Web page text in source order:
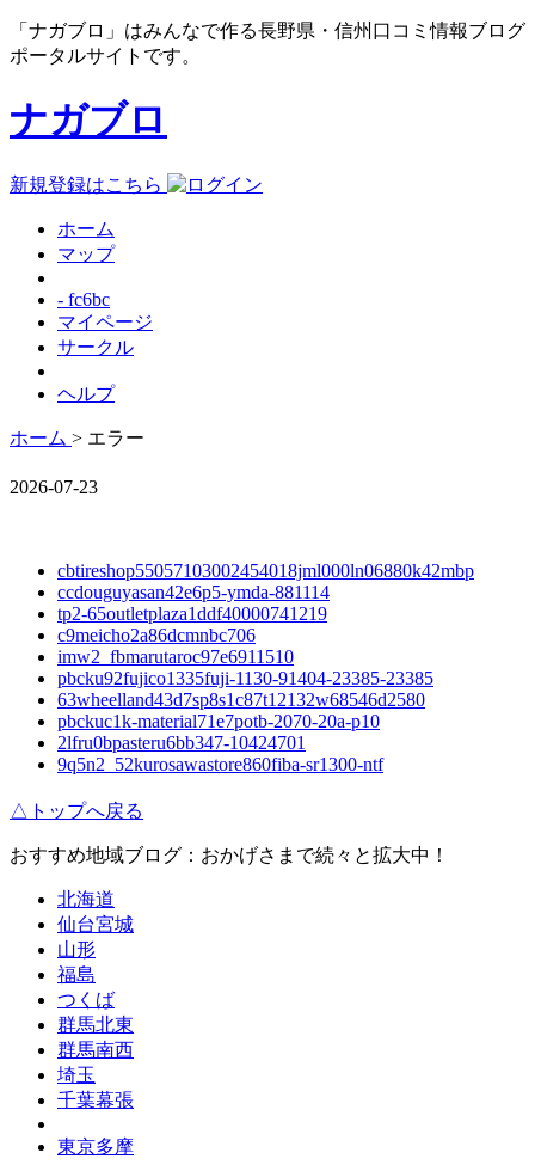
「ナガブロ」はみんなで作る長野県・信州口コミ情報ブログ
ポータルサイトです。
ナガブロ
新規登録はこちら
ホーム
マップ
- fc6bc
マイページ
サークル
ヘルプ
ホーム > エラー
2026-07-23
cbtireshop55057103002454018jml000ln06880k42mbp
ccdouguyasan42e6p5-ymda-881114
tp2-65outletplaza1ddf40000741219
c9meicho2a86dcmnbc706
imw2_fbmarutaroc97e6911510
pbcku92fujico1335fuji-1130-91404-23385-23385
63wheelland43d7sp8s1c87t12132w68546d2580
pbckuc1k-material71e7potb-2070-20a-p10
2lfru0bpasteru6bb347-10424701
9q5n2_52kurosawastore860fiba-sr1300-ntf
△トップへ戻る
おすすめ地域ブログ：おかげさまで続々と拡大中！
北海道
仙台宮城
山形
福島
つくば
群馬北東
群馬南西
埼玉
千葉幕張
東京多摩